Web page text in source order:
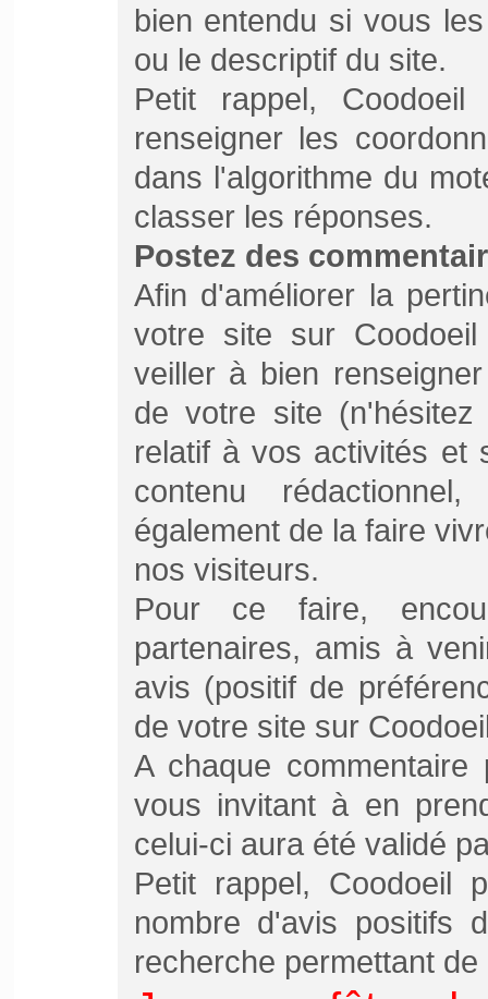
bien entendu si vous
ou le descriptif du site.
Petit rappel,
renseigner les
dans l'algorithme du
classer les réponses.
Postez des
Afin d'améliorer la
votre site sur
veiller à bien
de votre site
relatif à vos activités et
contenu
également de la faire
nos visiteurs.
Pour ce faire,
partenaires, amis à
avis (positif de
de votre site sur
A chaque
vous invitant à en
celui-ci aura été validé
Petit rappel, Coodoeil
nombre d'avis positifs
recherche permettant